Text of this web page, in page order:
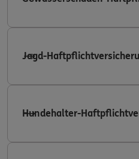
Jagd-
Hundehalter-